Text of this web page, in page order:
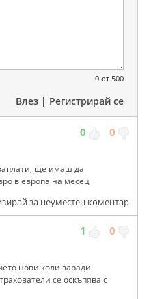
0 от 500
Влез | Регистрирай се
0 0
ще имаш да
в европа на месец
за неуместен коментар
1 0
нови коли заради
се оскъпява с